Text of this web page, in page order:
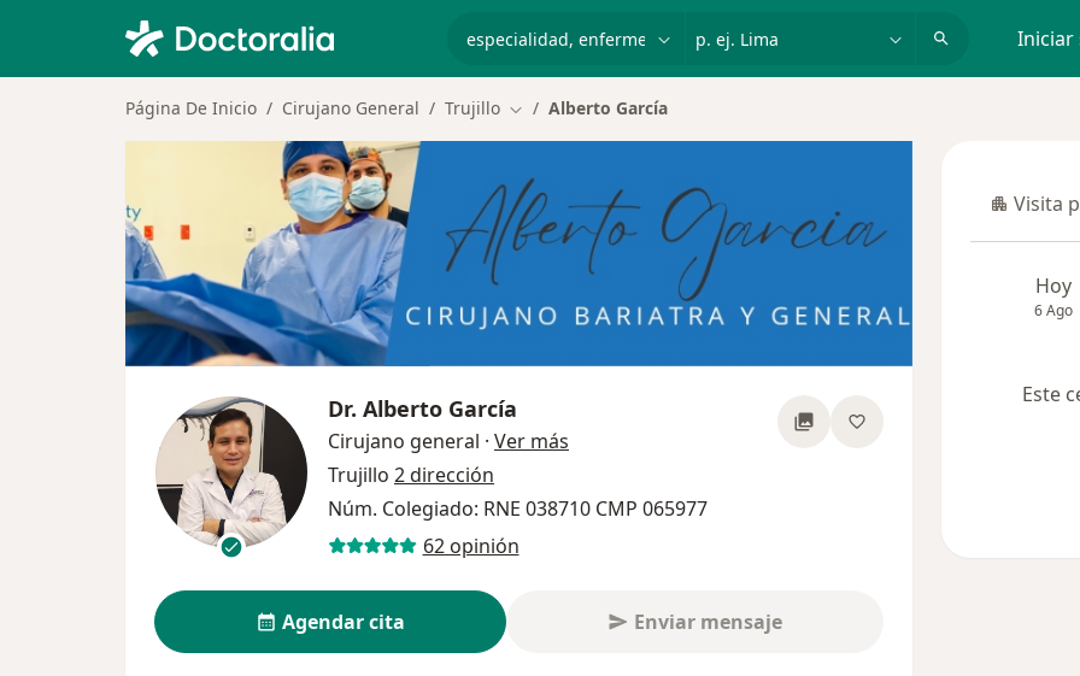
Iniciar
Página De Inicio Cirujano General Trujillo Cambiar de ciudad
Alberto García
Dr. Alberto García
Cirujano general · Ver más sobre las especializaciones
Trujillo 2 dirección
Núm. Colegiado: RNE 038710 CMP 065977
62 opinión
Agendar cita Enviar mensaje
Visita
Visita
Hoy
6 Ago
Este